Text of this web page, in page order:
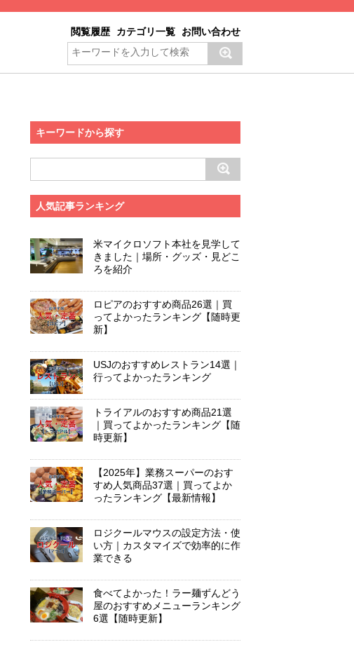
閲覧履歴 カテゴリ一覧 お問い合わせ
キーワードから探す
人気記事ランキング
米マイクロソフト本社を見学して
きました｜場所・グッズ・見どこ
ろを紹介
ロピアのおすすめ商品26選｜買
ってよかったランキング【随時更
新】
USJのおすすめレストラン14選｜
行ってよかったランキング
トライアルのおすすめ商品21選
｜買ってよかったランキング【随
時更新】
【2025年】業務スーパーのおす
すめ人気商品37選｜買ってよか
ったランキング【最新情報】
ロジクールマウスの設定方法・使
い方｜カスタマイズで効率的に作
業できる
食べてよかった！ラー麺ずんどう
屋のおすすめメニューランキング
6選【随時更新】